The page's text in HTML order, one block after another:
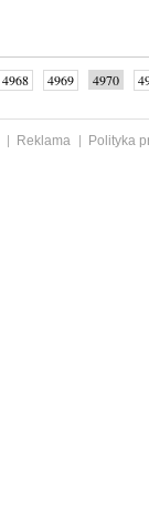
4968 4969 4970
Reklama
Polityka